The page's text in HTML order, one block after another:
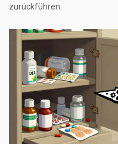
zurückführen.